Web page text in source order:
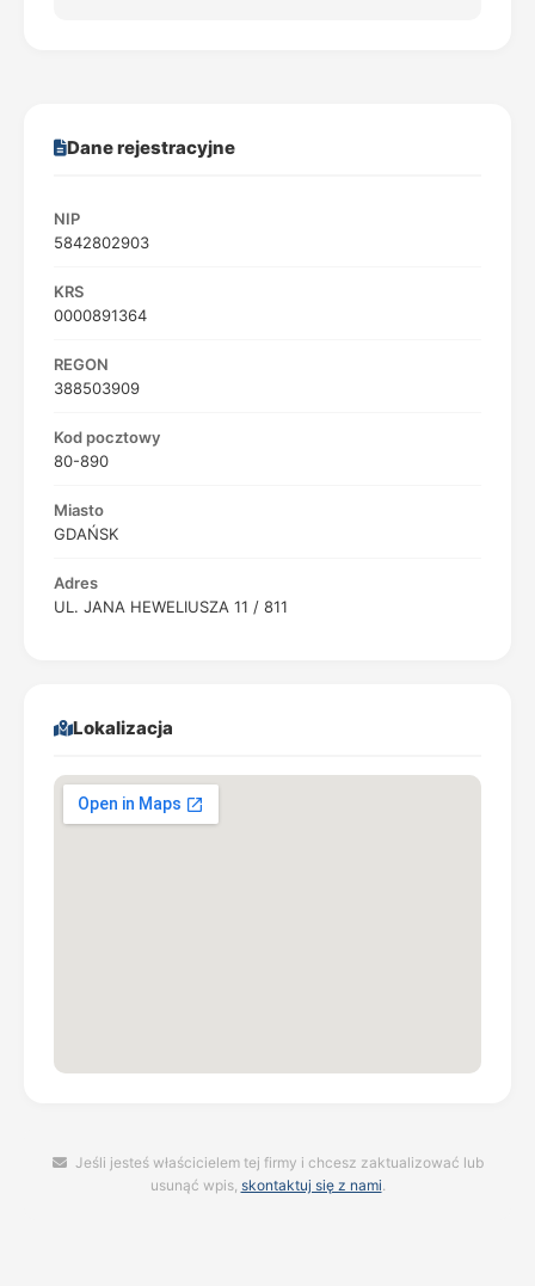
Dane rejestracyjne
NIP
5842802903
KRS
0000891364
REGON
388503909
Kod pocztowy
80-890
Miasto
GDAŃSK
Adres
UL. JANA HEWELIUSZA 11 / 811
Lokalizacja
Jeśli jesteś właścicielem tej firmy i chcesz zaktualizować lub
usunąć wpis, skontaktuj się z nami.